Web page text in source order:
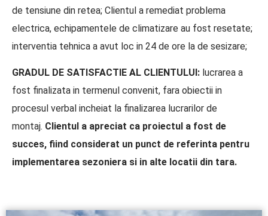
de tensiune din retea; Clientul a remediat problema
electrica, echipamentele de climatizare au fost resetate;
interventia tehnica a avut loc in 24 de ore la de sesizare;
GRADUL DE SATISFACTIE AL CLIENTULUI: lucrarea a
fost finalizata in termenul convenit, fara obiectii in
procesul verbal incheiat la finalizarea lucrarilor de
montaj. Clientul a apreciat ca proiectul a fost de
succes, fiind considerat un punct de referinta pentru
implementarea sezoniera si in alte locatii din tara.